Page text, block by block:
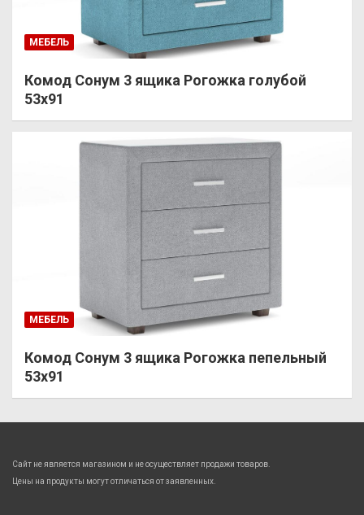
МЕБЕЛЬ
Комод Сонум 3 ящика Рогожка голубой
53х91
МЕБЕЛЬ
Комод Сонум 3 ящика Рогожка пепельный
53х91
Сайт не является магазином и не осуществляет продажи товаров.
Цены на продукты могут отличаться от заявленных.